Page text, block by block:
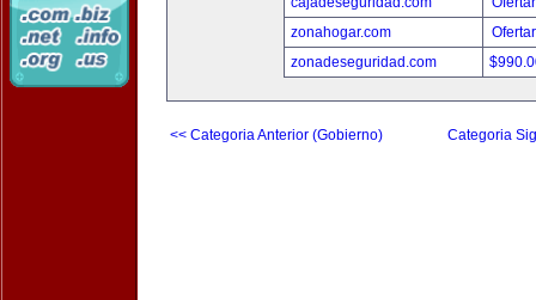
zonahogar.com
zonadeseguridad.com
<< Categoria Anterior (Gobierno) Categoria